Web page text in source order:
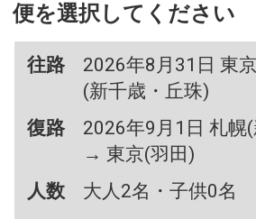
便を選択してください
往路
2026年8月31日 東
(新千歳・丘珠)
復路
2026年9月1日 札幌
→ 東京(羽田)
人数
大人2名・子供0名